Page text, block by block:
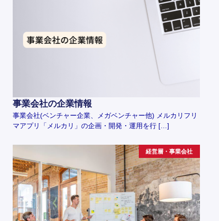
事業会社の企業情報
事業会社(ベンチャー企業、メガベンチャー他) メルカリフリ
マアプリ「メルカリ」の企画・開発・運用を行 […]
経営層・事業会社